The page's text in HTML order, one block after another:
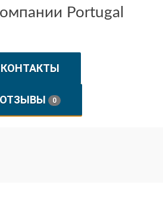
Portugal
КОНТАКТЫ
ОТЗЫВЫ 0